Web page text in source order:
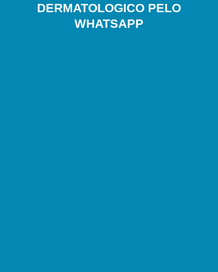
DERMATOLOGICO PELO
WHATSAPP